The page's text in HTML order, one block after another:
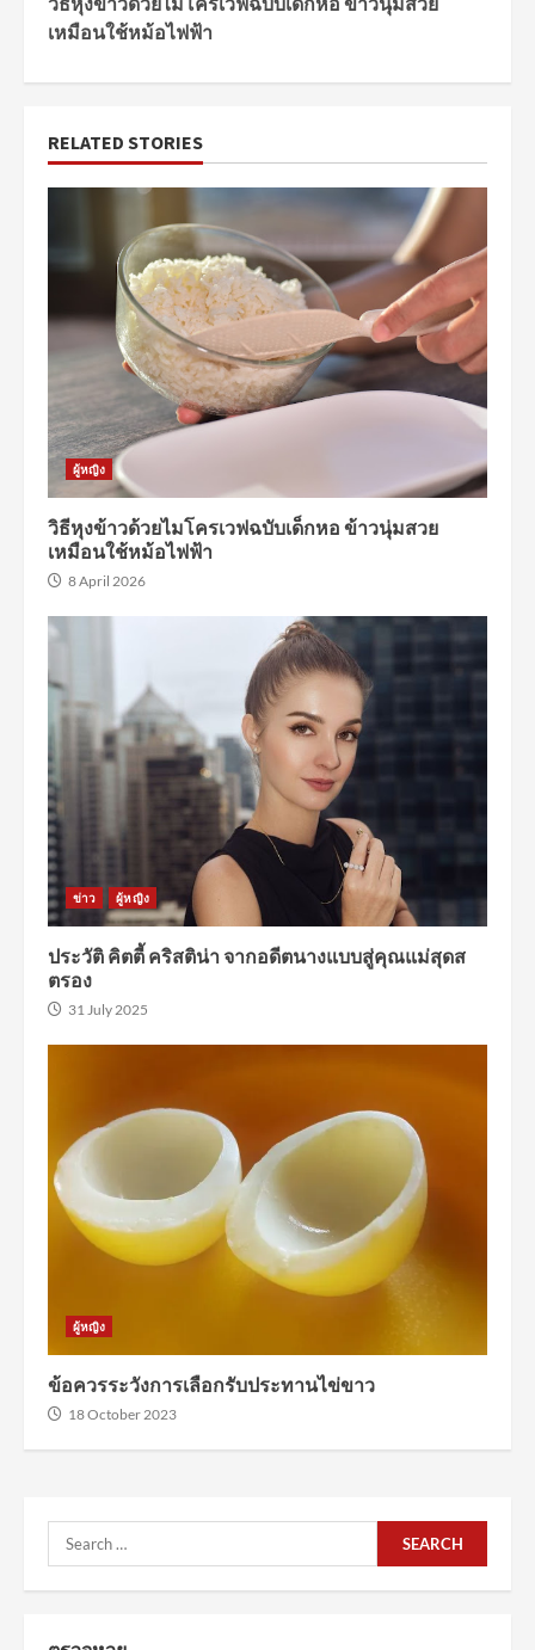
เหมือนใช้หม้อไฟฟ้า
RELATED STORIES
ผู้หญิง
วิธีหุงข้าวด้วยไมโครเวฟฉบับเด็กหอ ข้าวนุ่มสวย
เหมือนใช้หม้อไฟฟ้า
8 April 2026
ข่าว ผู้หญิง
ประวัติ คิตตี้ คริสติน่า จากอดีตนางแบบสู่คุณแม่สุดส
ตรอง
31 July 2025
ผู้หญิง
ข้อควรระวังการเลือกรับประทานไข่ขาว
18 October 2023
Search
for: